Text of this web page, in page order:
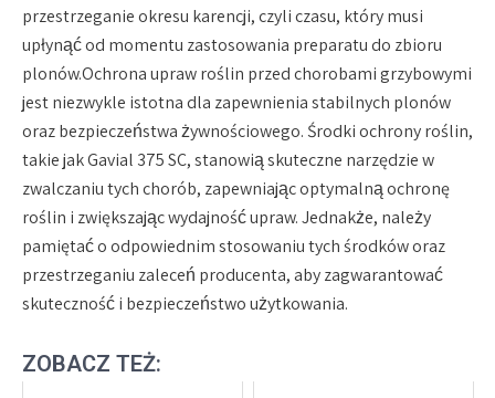
przestrzeganie okresu karencji, czyli czasu, który musi
upłynąć od momentu zastosowania preparatu do zbioru
plonów.Ochrona upraw roślin przed chorobami grzybowymi
jest niezwykle istotna dla zapewnienia stabilnych plonów
oraz bezpieczeństwa żywnościowego. Środki ochrony roślin,
takie jak Gavial 375 SC, stanowią skuteczne narzędzie w
zwalczaniu tych chorób, zapewniając optymalną ochronę
roślin i zwiększając wydajność upraw. Jednakże, należy
pamiętać o odpowiednim stosowaniu tych środków oraz
przestrzeganiu zaleceń producenta, aby zagwarantować
skuteczność i bezpieczeństwo użytkowania.
ZOBACZ TEŻ: